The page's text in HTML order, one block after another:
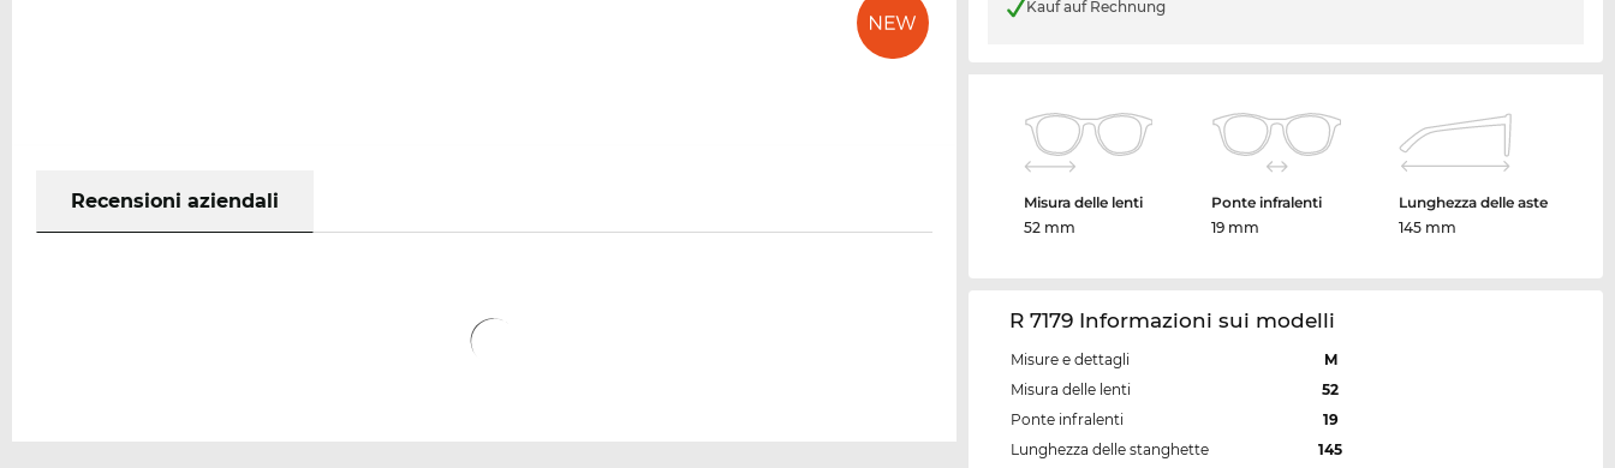
Recensioni aziendali
Kauf auf Rechnung
Misura delle lenti
52 mm
Ponte infralenti
19 mm
Lunghezza delle aste
145 mm
R 7179 Informazioni sui modelli
Misure e dettagli
M
Misura delle lenti
52
Ponte infralenti
19
Lunghezza delle stanghette
145